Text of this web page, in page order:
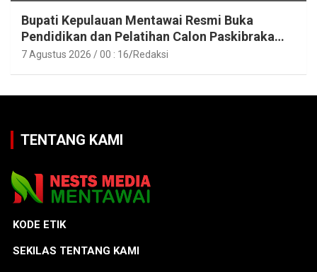
Bupati Kepulauan Mentawai Resmi Buka
Pendidikan dan Pelatihan Calon Paskibraka
Tahun 2026
7 Agustus 2026 / 00 : 16 Redaksi
TENTANG KAMI
KODE ETIK
SEKILAS TENTANG KAMI